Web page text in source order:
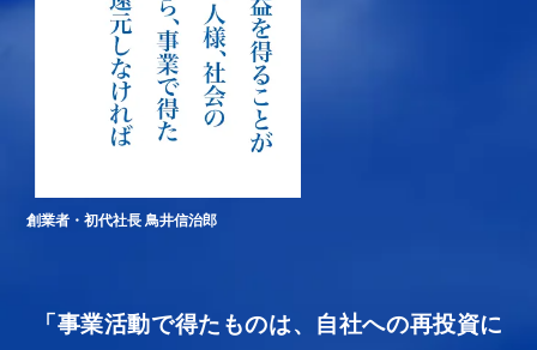
創業者・初代社長 鳥井信治郎
「事業活動で得たものは、自社への再投資に